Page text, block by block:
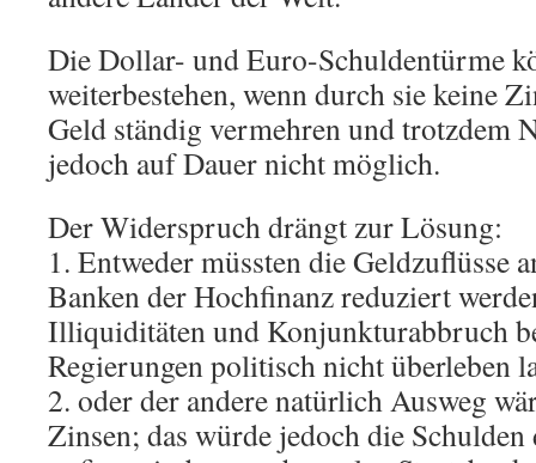
Die Dollar- und Euro-Schuldentürme
weiterbestehen, wenn durch sie keine
Geld ständig vermehren und trotzdem
jedoch auf Dauer nicht möglich.
Der Widerspruch drängt zur Lösung:
1. Entweder müssten die Geldzuflüsse
Banken der Hochfinanz reduziert
Illiquiditäten und Konjunkturabbruch
Regierungen politisch nicht überleben
2. oder der andere natürlich Ausweg
Zinsen; das würde jedoch die Schulden